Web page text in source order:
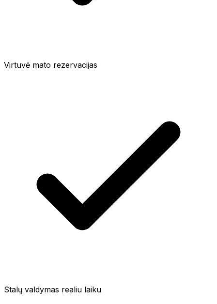
Virtuvė mato rezervacijas
Stalų valdymas realiu laiku